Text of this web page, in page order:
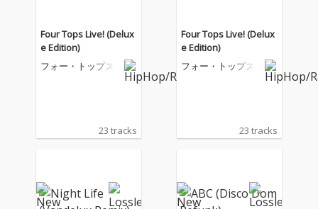
Four Tops Live! (Delux
e Edition)
フォー・トップス
23 tracks
Four Tops Live! (Delux
e Edition)
フォー・トップス
23 tracks